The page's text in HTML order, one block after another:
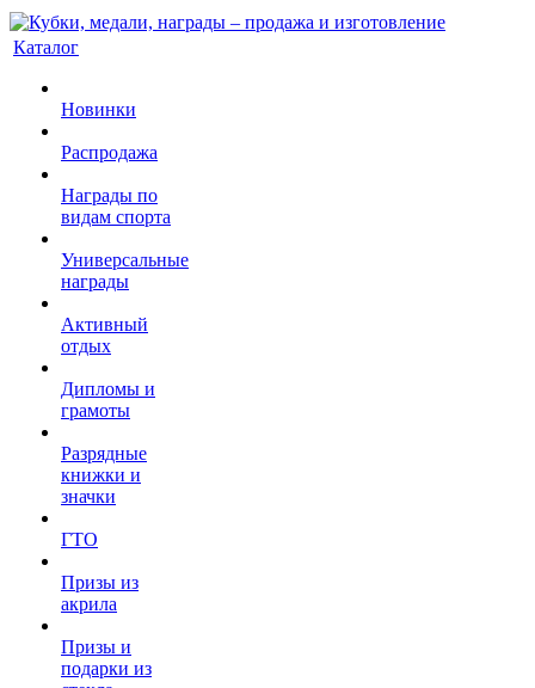
Каталог
Новинки
Распродажа
Награды по
видам спорта
Универсальные
награды
Активный
отдых
Дипломы и
грамоты
Разрядные
книжки и
значки
ГТО
Призы из
акрила
Призы и
подарки из